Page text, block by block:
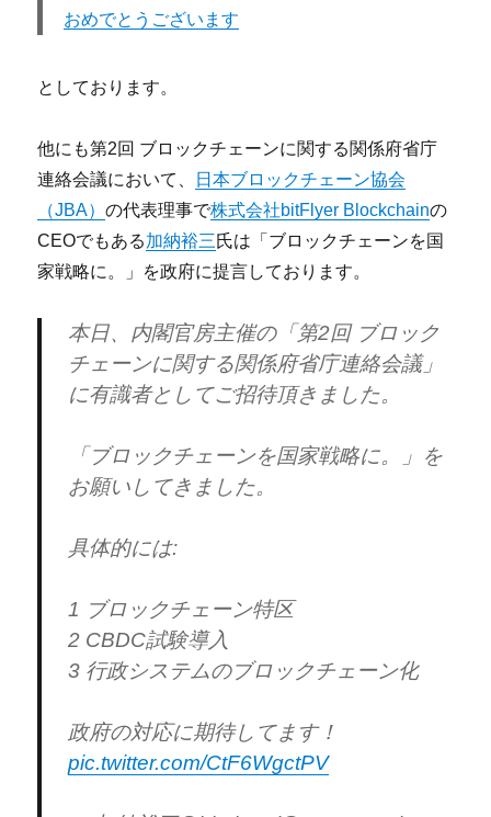
おめでとうございます
としております。
他にも第2回 ブロックチェーンに関する関係府省庁
連絡会議において、
日本ブロックチェーン協会
（JBA）の代表理事で株式会社bitFlyer Blockchainの
CEOでもある加納裕三氏は「ブロックチェーンを国
家戦略に。」を政府に提言しております。
本日、内閣官房主催の「第2回 ブロック
チェーンに関する関係府省庁連絡会議」
に有識者としてご招待頂きました。
「ブロックチェーンを国家戦略に。」を
お願いしてきました。
具体的には:
1 ブロックチェーン特区
2 CBDC試験導入
3 行政システムのブロックチェーン化
政府の対応に期待してます！
pic.twitter.com/CtF6WgctPV